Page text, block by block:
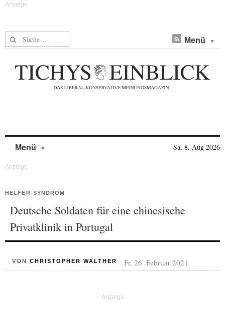
Suche nach: Menü
Menü Sa, 8. Aug 2026
HELFER-SYNDROM
Deutsche Soldaten für eine chinesische
Privatklinik in Portugal
VON CHRISTOPHER WALTHER Fr, 26. Februar 2021